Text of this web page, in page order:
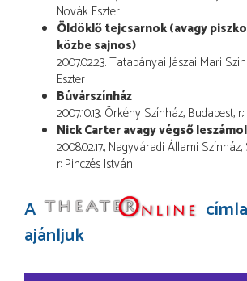
Novák Eszter
Öldöklő tejcsarnok (avagy
közbe sajnos)
2007.02.23. Tatabányai Jászai Mari
Eszter
Búvárszínház
2007.10.13. Örkény Színház, Budapest,
Nick Carter avagy végső
2008.02.17., Nagyváradi Állami
r: Pinczés István
A
ajánljuk